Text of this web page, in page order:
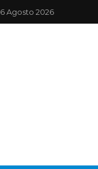
6 Agosto 2026